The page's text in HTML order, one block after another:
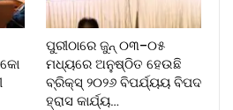
ପୁରୀଠାରେ ଜୁନ୍ ୦୩–୦୫
ମଧ୍ୟରେ ଅନୁଷ୍ଠିତ ହେଉଛି
ବ୍ରିକ୍ସ୍ ୨୦୨୬ ବିପର୍ଯ୍ୟୟ ବିପଦ
ହ୍ରାସ କାର୍ଯ୍ୟ…